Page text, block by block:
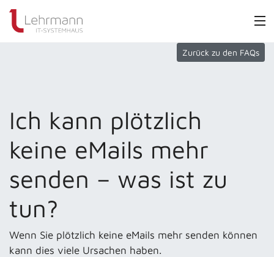
Zurück zu den FAQs
Ich kann plötzlich
keine eMails mehr
senden – was ist zu
tun?
Wenn Sie plötzlich keine eMails mehr senden können
kann dies viele Ursachen haben.